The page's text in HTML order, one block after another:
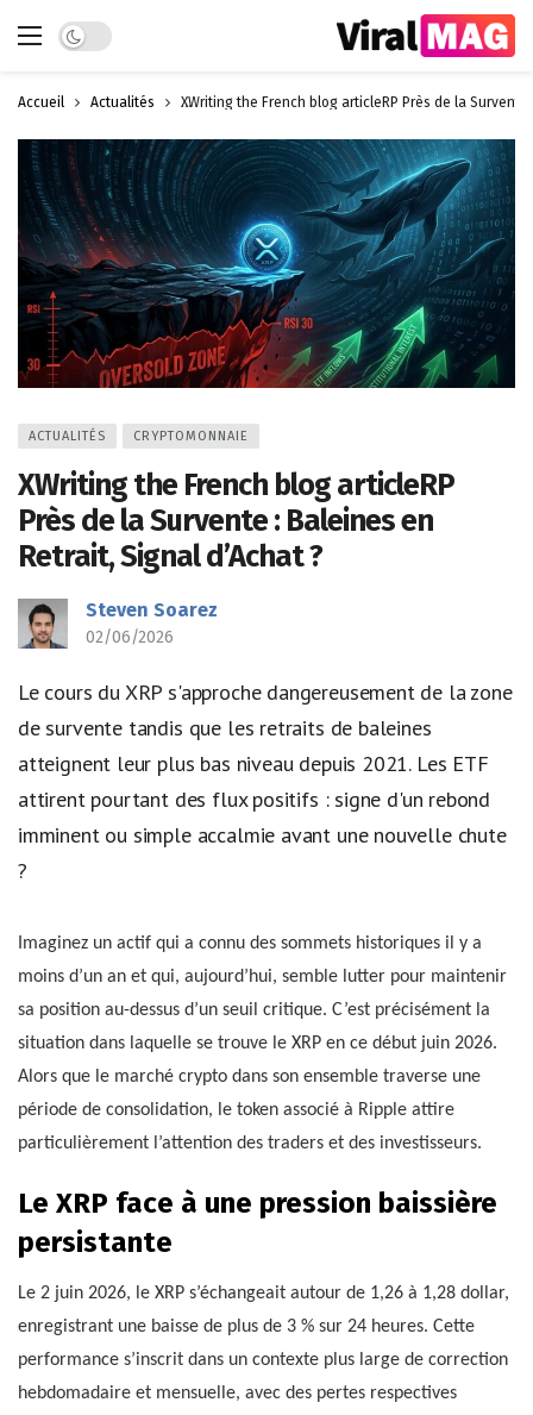
Dark mode
Accueil Actualités XWriting the French blog articleRP Près de la
ACTUALITÉS CRYPTOMONNAIE
XWriting the French blog articleRP
Près de la Survente : Baleines en
Retrait, Signal d’Achat ?
Steven Soarez
02/06/2026
Le cours du XRP s'approche dangereusement de la zone
de survente tandis que les retraits de baleines
atteignent leur plus bas niveau depuis 2021. Les ETF
attirent pourtant des flux positifs : signe d'un rebond
imminent ou simple accalmie avant une nouvelle chute
?
Imaginez un actif qui a connu des sommets historiques il y a
moins d’un an et qui, aujourd’hui, semble lutter pour maintenir
sa position au-dessus d’un seuil critique. C’est précisément la
situation dans laquelle se trouve le XRP en ce début juin 2026.
Alors que le marché crypto dans son ensemble traverse une
période de consolidation, le token associé à Ripple attire
particulièrement l’attention des traders et des investisseurs.
Le XRP face à une pression baissière
persistante
Le 2 juin 2026, le XRP s’échangeait autour de 1,26 à 1,28 dollar,
enregistrant une baisse de plus de 3 % sur 24 heures. Cette
performance s’inscrit dans un contexte plus large de correction
hebdomadaire et mensuelle, avec des pertes respectives